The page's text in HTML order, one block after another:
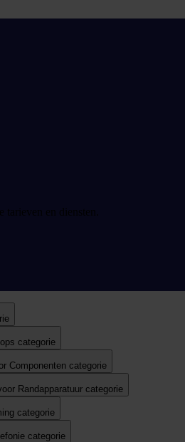
en diensten.
categorie
Componenten categorie
Randapparatuur categorie
categorie
categorie